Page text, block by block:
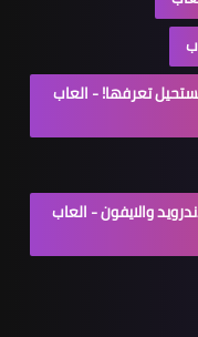
- مستحيل تعرفها! - العاب
والايفون - العاب